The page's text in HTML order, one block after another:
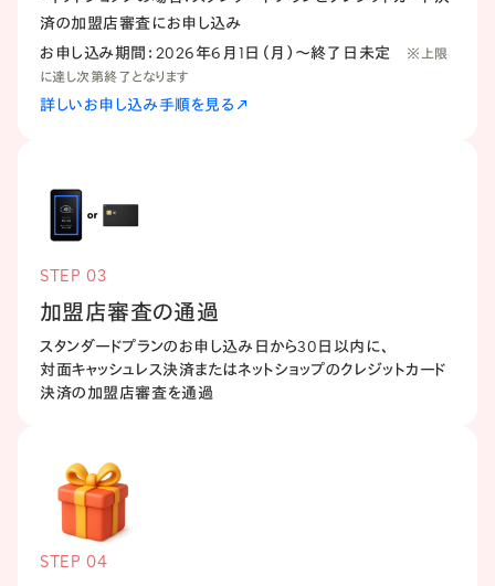
済の​加盟店審査に​お申し込み
お申し込み期間： 2026年6月1日（月）〜終了日未定
※上限
に達し次第終了となります
詳しいお申し込み手順を見る
STEP 03
加盟店審査の​通過
スタンダードプランの​お申し込み日から​30日以内に、​
対面キャッシュレス決済または​ネットショップの​クレジットカード
決済の​加盟店審査を​通過
STEP 04